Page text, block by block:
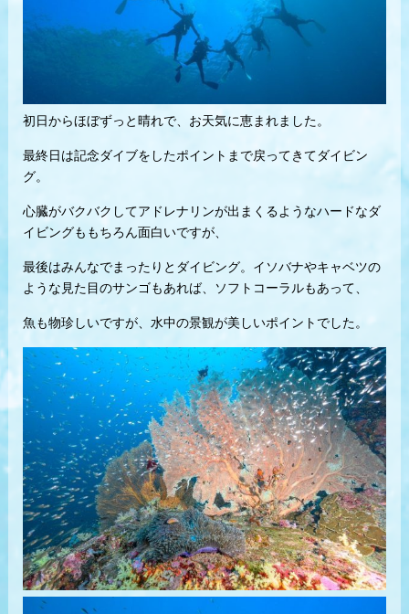
初日からほぼずっと晴れで、お天気に恵まれました。
最終日は記念ダイブをしたポイントまで戻ってきてダイビン
グ。
心臓がバクバクしてアドレナリンが出まくるようなハードなダ
イビングももちろん面白いですが、
最後はみんなでまったりとダイビング。イソバナやキャベツの
ような見た目のサンゴもあれば、ソフトコーラルもあって、
魚も物珍しいですが、水中の景観が美しいポイントでした。